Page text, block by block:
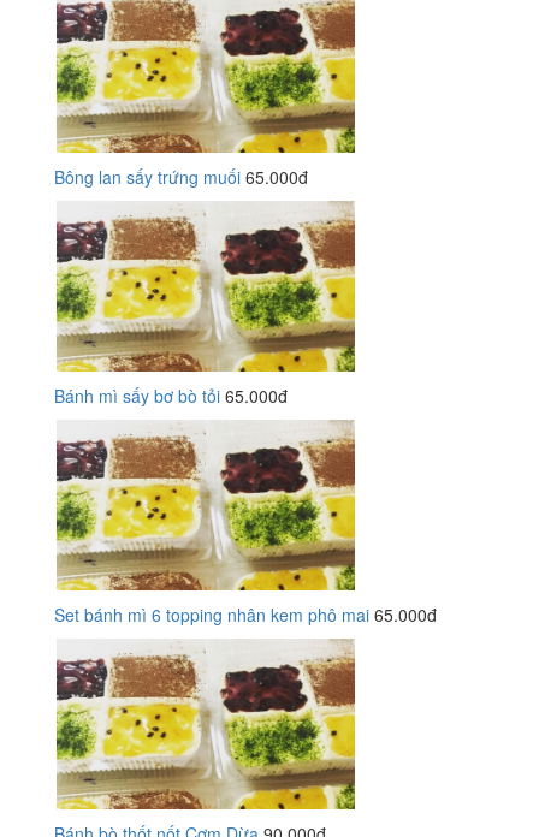
Bông lan sấy trứng muối 65.000đ
Bánh mì sấy bơ bò tỏi 65.000đ
Set bánh mì 6 topping nhân kem phô mai 65.000đ